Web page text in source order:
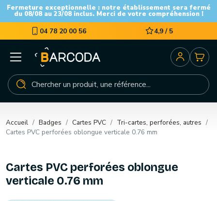
Fermeture exceptionnelle : notre établissement sera fermé
du 08/08 au 23/08 inclus. Merci de votre compréhension !
04 78 20 00 56 4,9 / 5
Accueil Badges Cartes PVC
Tri-cartes, perforées, autres
Cartes PVC perforées oblongue verticale 0.76 mm
Cartes PVC perforées oblongue
verticale 0.76 mm